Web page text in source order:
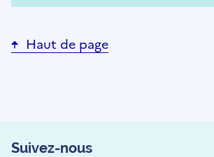
Haut de page
Suivez-nous